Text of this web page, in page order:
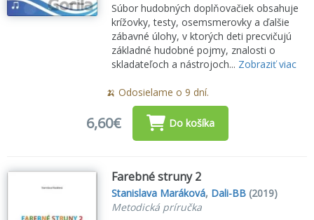
Súbor hudobných doplňovačiek obsahuje
krížovky, testy, osemsmerovky a ďalšie
zábavné úlohy, v ktorých deti precvičujú
základné hudobné pojmy, znalosti o
skladateľoch a nástrojoch... Zobraziť viac
🍌 Odosielame o 9 dní.
6,60€ Do košíka
Farebné struny 2
Stanislava Maráková, Dali-BB (2019)
Metodická príručka